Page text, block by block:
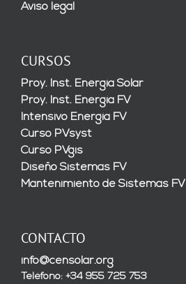
Aviso legal
CURSOS
Proy. Inst. Energía Solar
Proy. Inst. Energía FV
Intensivo Energía FV
Curso PVsyst
Curso PVgis
Diseño Sistemas FV
Mantenimiento de Sistemas FV
CONTACTO
info@censolar.org
Teléfono: +34 955 725 753